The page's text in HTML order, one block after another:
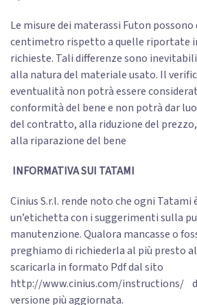
Le misure dei materassi Futon possono
centimetro rispetto a quelle riportate
richieste. Tali differenze sono
alla natura del materiale usato. Il
eventualità non potrà essere
conformità del bene e non potrà dar
del contratto, alla riduzione del
alla riparazione del bene
INFORMATIVA SUI TATAMI
Cinius S.r.l. rende noto che ogni Tatami
un’etichetta con i suggerimenti sulla
manutenzione. Qualora mancasse o
preghiamo di richiederla al più presto
scaricarla in formato Pdf dal sito
http://www.cinius.com/instructions/
versione più aggiornata.